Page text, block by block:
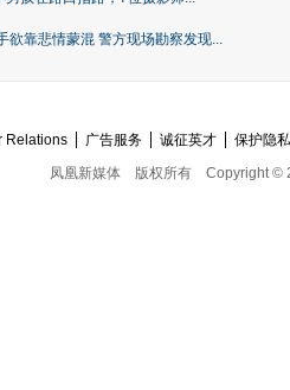
欲靠悲情蒙混 警方现场勘察发现...
Relations 广告服务 诚征英才
保护隐
凤凰新媒体
版权所有 Copyright ©